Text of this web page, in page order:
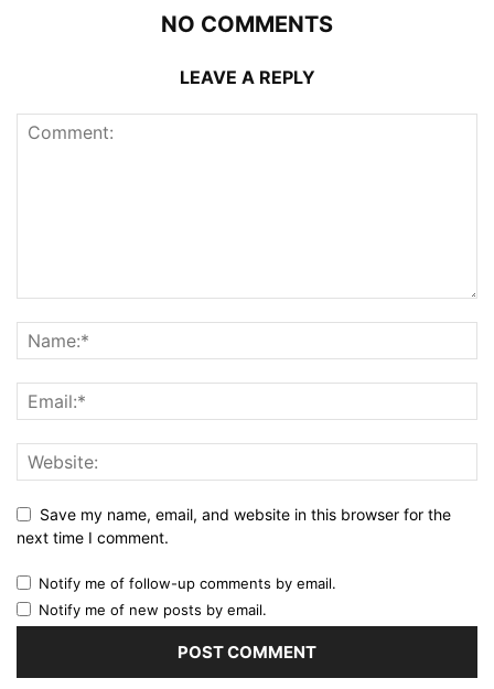
NO COMMENTS
LEAVE A REPLY
Save my name, email, and website in this browser for the
next time I comment.
Notify me of follow-up comments by email.
Notify me of new posts by email.